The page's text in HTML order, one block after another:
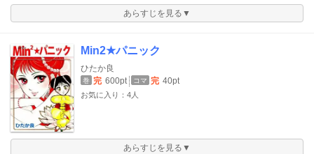
あらすじを見る▼
Min2★パニック
ひたか良
巻 完 600pt コマ 完 40pt
お気に入り：4人
あらすじを見る▼